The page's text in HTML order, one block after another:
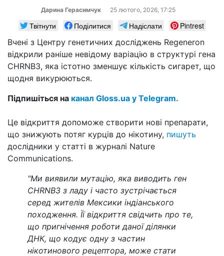
Дарина Герасимчук 25 лютого, 2026, 17:25
Твітнути Поділитися Надіслати
Pintrest
Вчені з Центру генетичних досліджень Regeneron
відкрили раніше невідому варіацію в структурі гена
CHRNB3, яка істотно зменшує кількість сигарет, що
щодня викурюються.
Підпишіться на канал Gloss.ua у Telegram.
Це відкриття допоможе створити нові препарати,
що знижують потяг курців до нікотину, пишуть
дослідники у статті в журналі Nature
Communications.
"Ми виявили мутацію, яка виводить ген
CHRNB3 з ладу і часто зустрічається
серед жителів Мексики індіанського
походження. Її відкриття свідчить про те,
що пригнічення роботи даної ділянки
ДНК, що кодує одну з частин
нікотинового рецептора, може стати